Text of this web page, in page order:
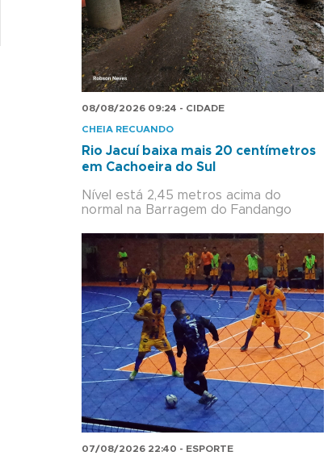
08/08/2026 09:24 - CIDADE
CHEIA RECUANDO
Rio Jacuí baixa mais 20 centímetros
em Cachoeira do Sul
Nível está 2,45 metros acima do
normal na Barragem do Fandango
07/08/2026 22:40 - ESPORTE